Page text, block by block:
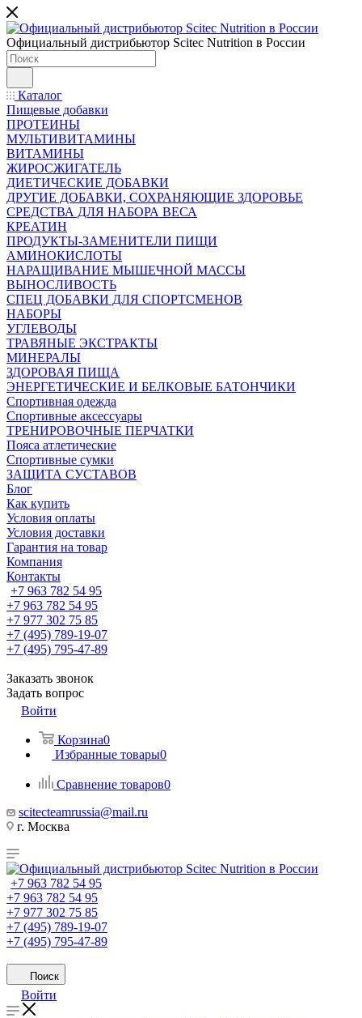
Официальный дистрибьютор Scitec Nutrition в России
Каталог
Пищевые добавки
ПРОТЕИНЫ
МУЛЬТИВИТАМИНЫ
ВИТАМИНЫ
ЖИРОСЖИГАТЕЛЬ
ДИЕТИЧЕСКИЕ ДОБАВКИ
ДРУГИЕ ДОБАВКИ, СОХРАНЯЮЩИЕ ЗДОРОВЬЕ
СРЕДСТВА ДЛЯ НАБОРА ВЕСА
КРЕАТИН
ПРОДУКТЫ-ЗАМЕНИТЕЛИ ПИЩИ
АМИНОКИСЛОТЫ
НАРАЩИВАНИЕ МЫШЕЧНОЙ МАССЫ
ВЫНОСЛИВОСТЬ
СПЕЦ ДОБАВКИ ДЛЯ СПОРТСМЕНОВ
НАБОРЫ
УГЛЕВОДЫ
ТРАВЯНЫЕ ЭКСТРАКТЫ
МИНЕРАЛЫ
ЗДОРОВАЯ ПИЩА
ЭНЕРГЕТИЧЕСКИЕ И БЕЛКОВЫЕ БАТОНЧИКИ
Спортивная одежда
Спортивные аксессуары
ТРЕНИРОВОЧНЫЕ ПЕРЧАТКИ
Пояса атлетические
Спортивные сумки
ЗАЩИТА СУСТАВОВ
Блог
Как купить
Условия оплаты
Условия доставки
Гарантия на товар
Компания
Контакты
+7 963 782 54 95
+7 963 782 54 95
+7 977 302 75 85
+7 (495) 789-19-07
+7 (495) 795-47-89
Заказать звонок
Задать вопрос
Войти
Корзина0
Избранные товары0
Сравнение товаров0
scitecteamrussia@mail.ru
г. Москва
+7 963 782 54 95
+7 963 782 54 95
+7 977 302 75 85
+7 (495) 789-19-07
+7 (495) 795-47-89
Поиск
Войти